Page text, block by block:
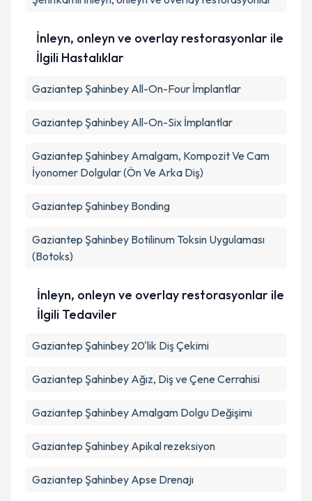
İnleyn, onleyn ve overlay restorasyonlar ile
İlgili Hastalıklar
Gaziantep Şahinbey All-On-Four İmplantlar
Gaziantep Şahinbey All-On-Six İmplantlar
Gaziantep Şahinbey Amalgam, Kompozit Ve Cam
İyonomer Dolgular (Ön Ve Arka Diş)
Gaziantep Şahinbey Bonding
Gaziantep Şahinbey Botilinum Toksin Uygulaması
(Botoks)
İnleyn, onleyn ve overlay restorasyonlar ile
İlgili Tedaviler
Gaziantep Şahinbey 20'lik Diş Çekimi
Gaziantep Şahinbey Ağız, Diş ve Çene Cerrahisi
Gaziantep Şahinbey Amalgam Dolgu Değişimi
Gaziantep Şahinbey Apikal rezeksiyon
Gaziantep Şahinbey Apse Drenajı